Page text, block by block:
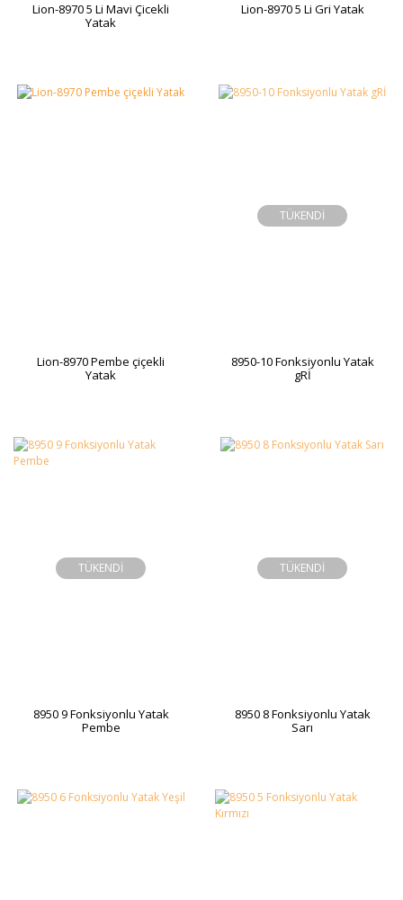
Lion-8970 5 Li Mavi Çicekli
Yatak
Lion-8970 5 Li Gri Yatak
Lion-8970 Pembe çiçekli
Yatak
TÜKENDİ
8950-10 Fonksiyonlu Yatak
gRİ
TÜKENDİ
8950 9 Fonksiyonlu Yatak
Pembe
TÜKENDİ
8950 8 Fonksiyonlu Yatak
Sarı